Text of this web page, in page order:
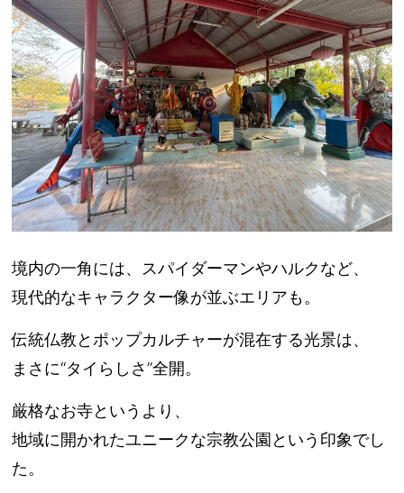
境内の一角には、スパイダーマンやハルクなど、
現代的なキャラクター像が並ぶエリアも。
伝統仏教とポップカルチャーが混在する光景は、
まさに“タイらしさ”全開。
厳格なお寺というより、
地域に開かれたユニークな宗教公園という印象でし
た。